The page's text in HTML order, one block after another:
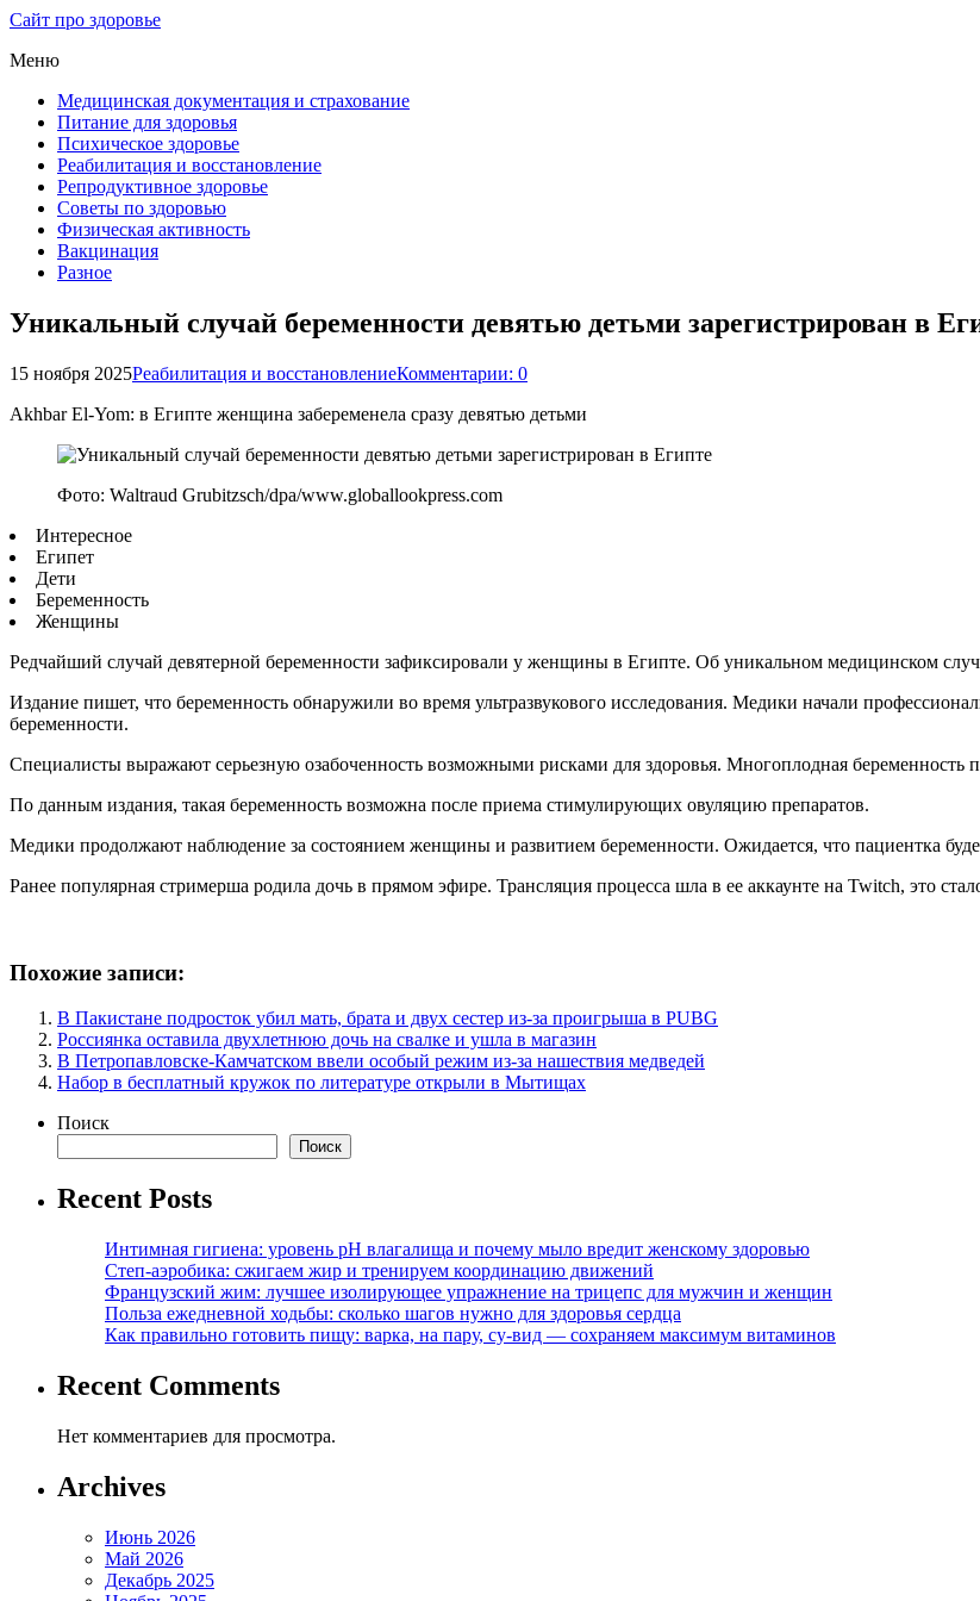
Сайт про здоровье
Меню
Медицинская документация и страхование
Питание для здоровья
Психическое здоровье
Реабилитация и восстановление
Репродуктивное здоровье
Советы по здоровью
Физическая активность
Вакцинация
Разное
Уникальный случай беременности девятью детьми зарегистрирован в
15 ноября 2025Реабилитация и восстановлениеКомментарии: 0
Akhbar El-Yom: в Египте женщина забеременела сразу девятью детьми
Фото: Waltraud Grubitzsch/dpa/www.globallookpress.com
Интересное
Египет
Дети
Беременность
Женщины
Редчайший случай девятерной беременности зафиксировали у женщины в Египте. Об уникальном медицинском
Издание пишет, что беременность обнаружили во время ультразвукового исследования. Медики начали
беременности.
Специалисты выражают серьезную озабоченность возможными рисками для здоровья. Многоплодная беременность
По данным издания, такая беременность возможна после приема стимулирующих овуляцию препаратов.
Медики продолжают наблюдение за состоянием женщины и развитием беременности. Ожидается, что пациентка
Ранее популярная стримерша родила дочь в прямом эфире. Трансляция процесса шла в ее аккаунте на Twitch, это
Похожие записи:
В Пакистане подросток убил мать, брата и двух сестер из-за проигрыша в PUBG
Россиянка оставила двухлетнюю дочь на свалке и ушла в магазин
В Петропавловске-Камчатском ввели особый режим из-за нашествия медведей
Набор в бесплатный кружок по литературе открыли в Мытищах
Поиск
Поиск
Recent Posts
Интимная гигиена: уровень pH влагалища и почему мыло вредит женскому здоровью
Степ-аэробика: сжигаем жир и тренируем координацию движений
Французский жим: лучшее изолирующее упражнение на трицепс для мужчин и женщин
Польза ежедневной ходьбы: сколько шагов нужно для здоровья сердца
Как правильно готовить пищу: варка, на пару, су-вид — сохраняем максимум витаминов
Recent Comments
Нет комментариев для просмотра.
Archives
Июнь 2026
Май 2026
Декабрь 2025